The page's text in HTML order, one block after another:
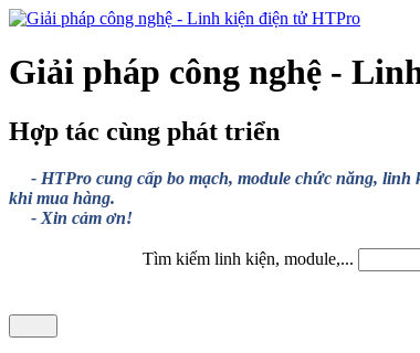
Giải pháp công nghệ -
Hợp tác cùng phát triển
- HTPro cung cấp bo mạch, module chức năng, linh
khi mua hàng.
- Xin cảm ơn!
Tìm kiếm linh kiện, module,...